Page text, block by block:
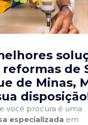
reformas de
de Minas,
você procura é uma
especializada em